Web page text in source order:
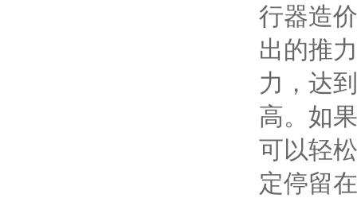
行器造
出的推
力，达
高。如
可以轻
定停留